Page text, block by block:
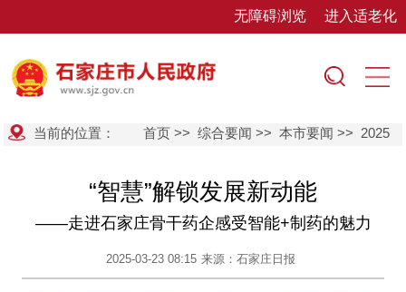
无障碍浏览 进入适老化
当前的位置： 首页 >>综合要闻 >>本市要闻 >> 2025
“智慧”解锁发展新动能
——走进石家庄骨干药企感受智能+制药的魅力
2025-03-23 08:15 来源：石家庄日报